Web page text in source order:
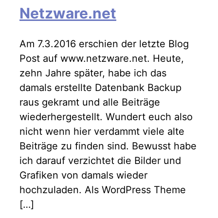
Netzware.net
Am 7.3.2016 erschien der letzte Blog
Post auf www.netzware.net. Heute,
zehn Jahre später, habe ich das
damals erstellte Datenbank Backup
raus gekramt und alle Beiträge
wiederhergestellt. Wundert euch also
nicht wenn hier verdammt viele alte
Beiträge zu finden sind. Bewusst habe
ich darauf verzichtet die Bilder und
Grafiken von damals wieder
hochzuladen. Als WordPress Theme
[…]